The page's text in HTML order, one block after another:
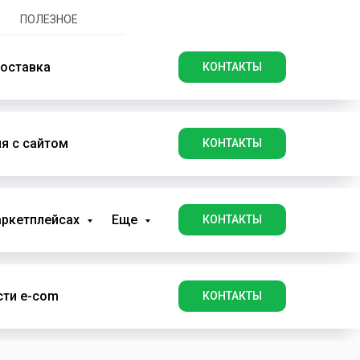
ПОЛЕЗНОЕ
КОНТАКТЫ
с сайтом КОНТАКТЫ
Еще КОНТАКТЫ
e-com КОНТАКТЫ